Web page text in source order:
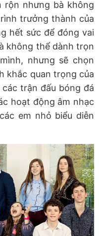
rộn nhưng bà không
trưởng thành của
hết sức để đóng vai
không thể dành trọn
nhưng sẽ chọn
khắc quan trọng của
trận đấu bóng đá
hoạt động âm nhạc
em nhỏ biểu diễn